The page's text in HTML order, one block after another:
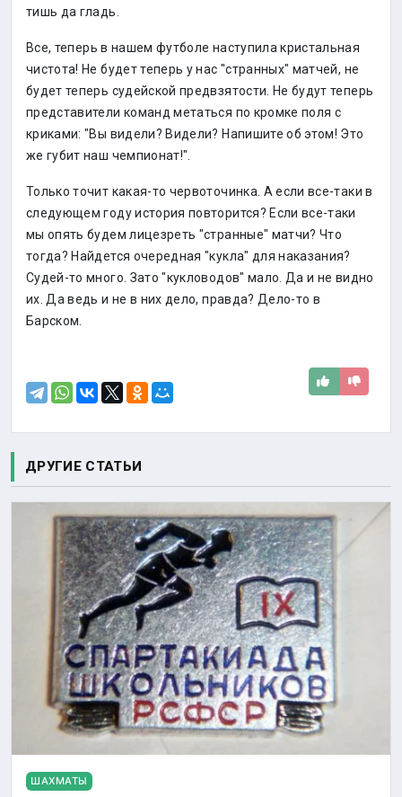
тишь да гладь.
Все, теперь в нашем футболе наступила кристальная
чистота! Не будет теперь у нас "странных" матчей, не
будет теперь судейской предвзятости. Не будут теперь
представители команд метаться по кромке поля с
криками: "Вы видели? Видели? Напишите об этом! Это
же губит наш чемпионат!".
Только точит какая-то червоточинка. А если все-таки в
следующем году история повторится? Если все-таки
мы опять будем лицезреть "странные" матчи? Что
тогда? Найдется очередная "кукла" для наказания?
Судей-то много. Зато "кукловодов" мало. Да и не видно
их. Да ведь и не в них дело, правда? Дело-то в
Барском.
ДРУГИЕ СТАТЬИ
ШАХМАТЫ